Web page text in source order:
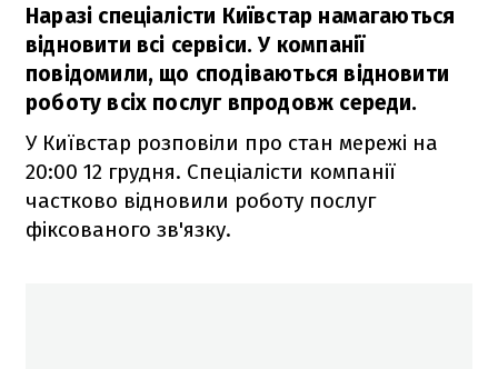
Наразі спеціалісти Київстар намагаються
відновити всі сервіси. У компанії
повідомили, що сподіваються відновити
роботу всіх послуг впродовж середи.
У Київстар розповіли про стан мережі на
20:00 12 грудня. Спеціалісти компанії
частково відновили роботу послуг
фіксованого зв'язку.